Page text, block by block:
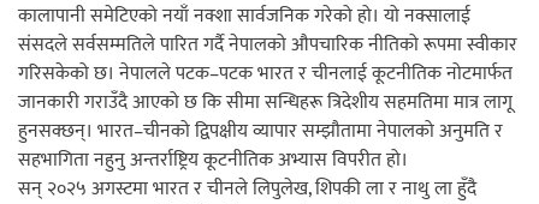
कालापानी समेटिएको नयाँ नक्शा सार्वजनिक गरेको हो। यो नक्सालाई
संसदले सर्वसम्मतिले पारित गर्दै नेपालको औपचारिक नीतिको रूपमा स्वीकार
गरिसकेको छ। नेपालले पटक–पटक भारत र चीनलाई कूटनीतिक नोटमार्फत
जानकारी गराउँदै आएको छ कि सीमा सन्धिहरू त्रिदेशीय सहमतिमा मात्र लागू
हुनसक्छन्। भारत–चीनको द्विपक्षीय व्यापार सम्झौतामा नेपालको अनुमति र
सहभागिता नहुनु अन्तर्राष्ट्रिय कूटनीतिक अभ्यास विपरीत हो।
सन् २०२५ अगस्टमा भारत र चीनले लिपुलेख, शिपकी ला र नाथु ला हुँदै